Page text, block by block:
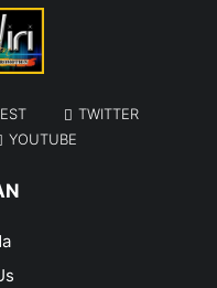
TWITTER
YOUTUBE